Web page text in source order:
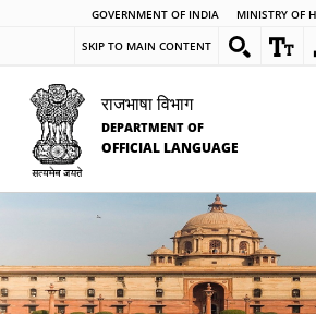
GOVERNMENT OF INDIA MINISTRY OF
SKIP TO MAIN CONTENT
राजभाषा विभाग
DEPARTMENT OF
OFFICIAL LANGUAGE